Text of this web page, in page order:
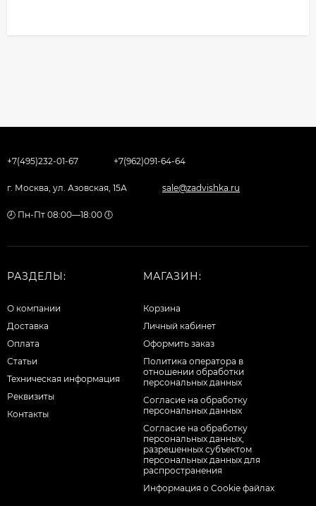
+7(495)232-01-67 +7(962)091-64-64
г. Москва, ул. Азовская, 15А sale@zadvishka.ru
🕗 Пн-Пт 08:00—18:00 🕕
РАЗДЕЛЫ:
О компании
Доставка
Оплата
Статьи
Техническая информация
Реквизиты
Контакты
МАГАЗИН:
Корзина
Личный кабинет
Оформить заказ
Политика оператора в
отношении обработки
персональных данных
Согласие на обработку
персональных данных
Cогласие на обработку
персональных данных,
разрешенных субъектом
персональных данных для
распространения
Информация о Cookie файлах